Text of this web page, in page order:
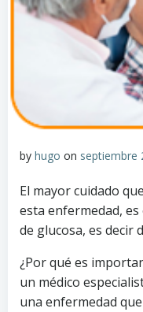
by hugo on septiembre
El mayor cuidado
esta enfermedad,
de glucosa, es decir
¿Por qué es
un médico
una enfermedad